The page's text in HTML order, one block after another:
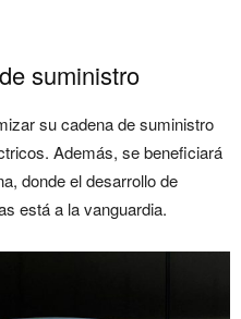
suministro
su cadena de suministro
Además, se beneficiará
donde el desarrollo de
está a la vanguardia.